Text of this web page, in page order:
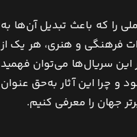
را که باعث تبدیل آن‌ها به
فرهنگی و هنری، هر یک از
این سریال‌ها می‌توان فهمید
و چرا این آثار به‌حق عنوان